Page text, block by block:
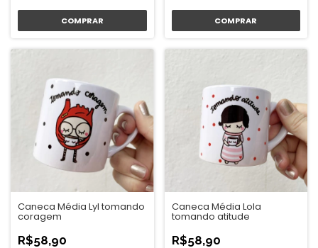
Caneca Média Lyl tomando
coragem
R$58,90
Caneca Média Lola
tomando atitude
R$58,90